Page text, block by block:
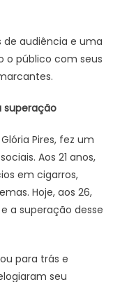
audiência e uma
o público com seus
superação
Pires, fez um
Aos 21 anos,
em cigarros,
Hoje, aos 26,
a superação desse
para trás e
seu